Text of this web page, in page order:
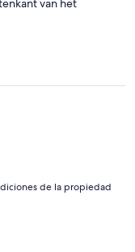
van het
de la propiedad